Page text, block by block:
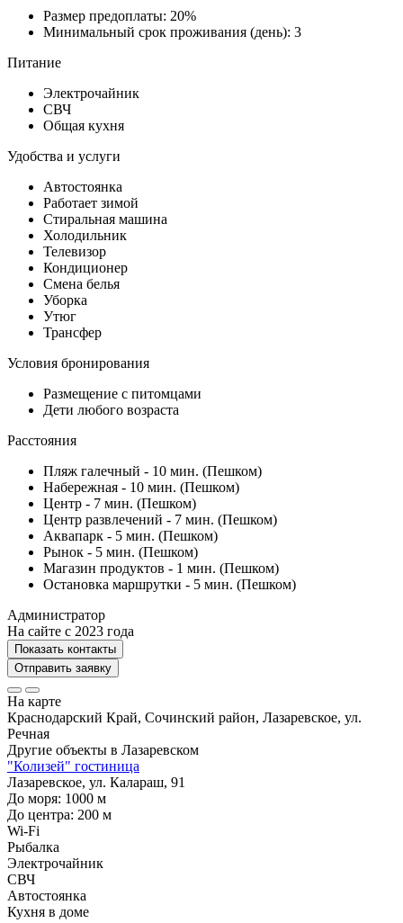
Размер предоплаты: 20%
Минимальный срок проживания (день): 3
Питание
Электрочайник
СВЧ
Общая кухня
Удобства и услуги
Автостоянка
Работает зимой
Стиральная машина
Холодильник
Телевизор
Кондиционер
Смена белья
Уборка
Утюг
Трансфер
Условия бронирования
Размещение с питомцами
Дети любого возраста
Расстояния
Пляж галечный - 10 мин. (Пешком)
Набережная - 10 мин. (Пешком)
Центр - 7 мин. (Пешком)
Центр развлечений - 7 мин. (Пешком)
Аквапарк - 5 мин. (Пешком)
Рынок - 5 мин. (Пешком)
Магазин продуктов - 1 мин. (Пешком)
Остановка маршрутки - 5 мин. (Пешком)
Администратор
На сайте с 2023 года
Показать контакты
Отправить заявку
На карте
Краснодарский Край, Сочинский район, Лазаревское, ул.
Речная
Другие объекты в Лазаревском
"Колизей" гостиница
Лазаревское, ул. Калараш, 91
До моря: 1000 м
До центра: 200 м
Wi-Fi
Рыбалка
Электрочайник
СВЧ
Автостоянка
Кухня в доме